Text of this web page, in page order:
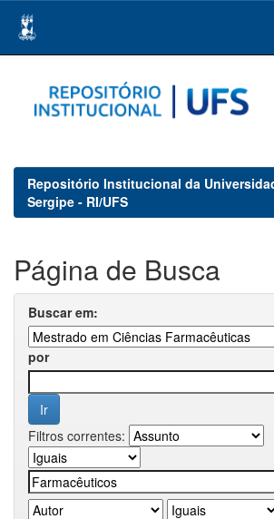
navigation
Repositório Institucional da
Sergipe - RI/UFS
Página de Busca
Buscar em:
por
Filtros correntes: